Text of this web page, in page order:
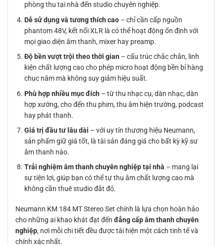
phòng thu tại nhà đến studio chuyên nghiệp.
Dễ sử dụng và tương thích cao – chỉ cần cấp nguồn
phantom 48V, kết nối XLR là có thể hoạt động ổn định với
mọi giao diện âm thanh, mixer hay preamp.
Độ bền vượt trội theo thời gian – cấu trúc chắc chắn, linh
kiện chất lượng cao cho phép micro hoạt động bền bỉ hàng
chục năm mà không suy giảm hiệu suất.
Phù hợp nhiều mục đích – từ thu nhạc cụ, dàn nhạc, dàn
hợp xướng, cho đến thu phim, thu âm hiện trường, podcast
hay phát thanh.
Giá trị đầu tư lâu dài – với uy tín thương hiệu Neumann,
sản phẩm giữ giá tốt, là tài sản đáng giá cho bất kỳ kỹ sư
âm thanh nào.
Trải nghiệm âm thanh chuyên nghiệp tại nhà – mang lại
sự tiện lợi, giúp bạn có thể tự thu âm chất lượng cao mà
không cần thuê studio đắt đỏ.
Neumann KM 184 MT Stereo Set chính là lựa chọn hoàn hảo
cho những ai khao khát đạt đến đẳng cấp âm thanh chuyên
nghiệp, nơi mỗi chi tiết đều được tái hiện một cách tinh tế và
chính xác nhất.